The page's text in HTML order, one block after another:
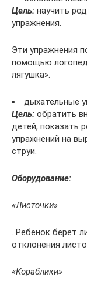
Цель: научить
упражнения.
Эти упражнения
помощью
лягушка».
дыхательные
Цель: обратить
детей, показать
упражнений на
струи.
Оборудование:
«Листочки»
. Ребенок берет
отклонения
«Кораблики»